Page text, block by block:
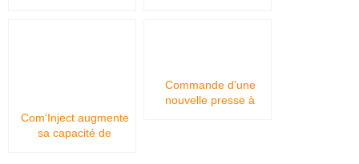
Com’Inject augmente
sa capacité de
Commande d’une
nouvelle presse à